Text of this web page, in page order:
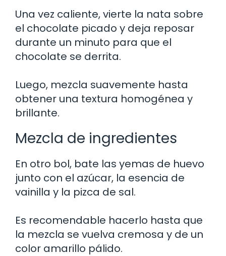
Una vez caliente, vierte la nata sobre
el chocolate picado y deja reposar
durante un minuto para que el
chocolate se derrita.
Luego, mezcla suavemente hasta
obtener una textura homogénea y
brillante.
Mezcla de ingredientes
En otro bol, bate las yemas de huevo
junto con el azúcar, la esencia de
vainilla y la pizca de sal.
Es recomendable hacerlo hasta que
la mezcla se vuelva cremosa y de un
color amarillo pálido.